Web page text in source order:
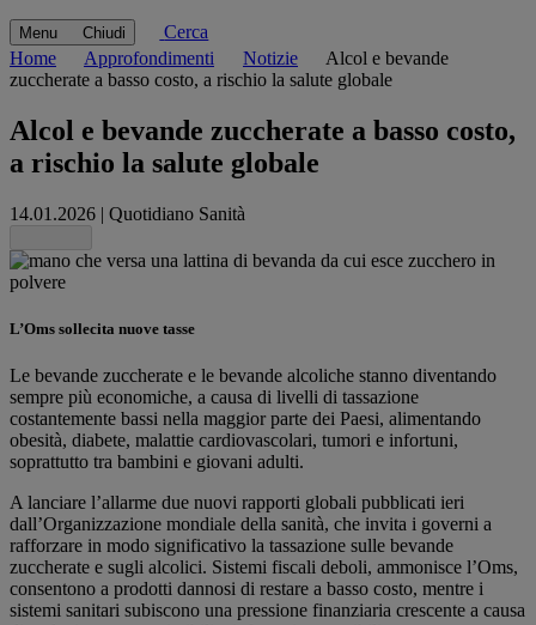
Menu Chiudi
Cerca
Home
Approfondimenti Notizie
Alcol e bevande
zuccherate a basso costo, a rischio la salute globale
Alcol e bevande zuccherate a basso costo,
a rischio la salute globale
14.01.2026 | Quotidiano Sanità
L’Oms sollecita nuove tasse
Le bevande zuccherate e le bevande alcoliche stanno diventando
sempre più economiche, a causa di livelli di tassazione
costantemente bassi nella maggior parte dei Paesi, alimentando
obesità, diabete, malattie cardiovascolari, tumori e infortuni,
soprattutto tra bambini e giovani adulti.
A lanciare l’allarme due nuovi rapporti globali pubblicati ieri
dall’Organizzazione mondiale della sanità, che invita i governi a
rafforzare in modo significativo la tassazione sulle bevande
zuccherate e sugli alcolici. Sistemi fiscali deboli, ammonisce l’Oms,
consentono a prodotti dannosi di restare a basso costo, mentre i
sistemi sanitari subiscono una pressione finanziaria crescente a causa